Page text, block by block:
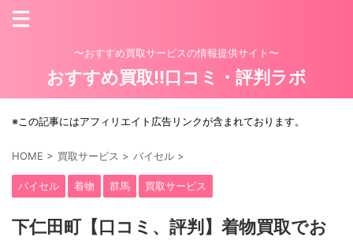
〜おすすめ買取サービスの情報提供サイト〜
おすすめ買取!!口コミ・評判ラボ
※この記事にはアフィリエイト広告リンクが含まれております。
HOME > 買取サービス > バイセル >
バイセル 着物 群馬 買取サービス
下仁田町【口コミ、評判】着物買取でお